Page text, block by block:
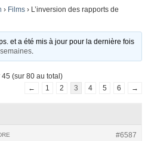
› Films › L’inversion des rapports de
et a été mis à jour pour la dernière fois
(sur 80 au total)
←
1 2 3 4 5 6 →
#6587